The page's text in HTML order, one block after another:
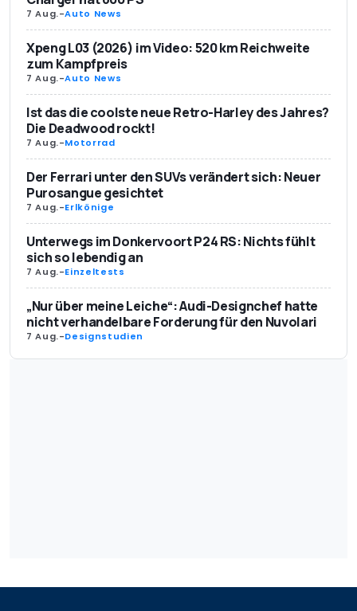
7 Aug.-Auto News
Xpeng L03 (2026) im Video: 520 km Reichweite
zum Kampfpreis
7 Aug.-Auto News
Ist das die coolste neue Retro-Harley des Jahres?
Die Deadwood rockt!
7 Aug.-Motorrad
Der Ferrari unter den SUVs verändert sich: Neuer
Purosangue gesichtet
7 Aug.-Erlkönige
Unterwegs im Donkervoort P24 RS: Nichts fühlt
sich so lebendig an
7 Aug.-Einzeltests
„Nur über meine Leiche“: Audi-Designchef hatte
nicht verhandelbare Forderung für den Nuvolari
7 Aug.-Designstudien